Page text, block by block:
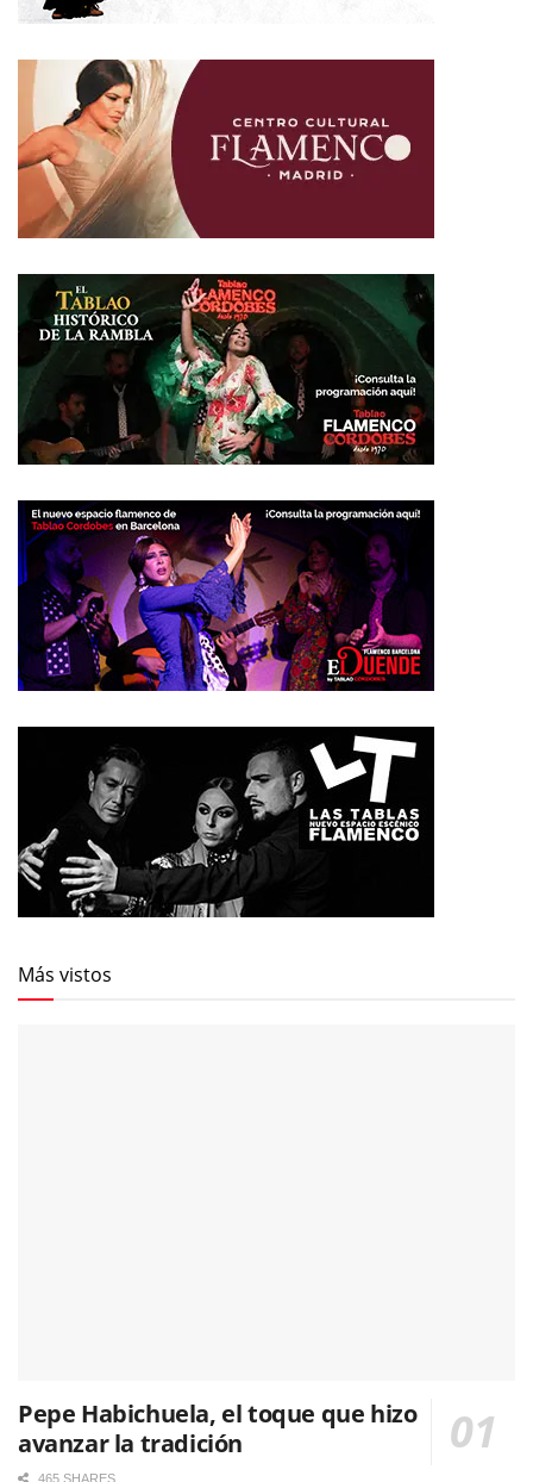
Más vistos
Pepe Habichuela, el toque que hizo
avanzar la tradición
465 SHARES